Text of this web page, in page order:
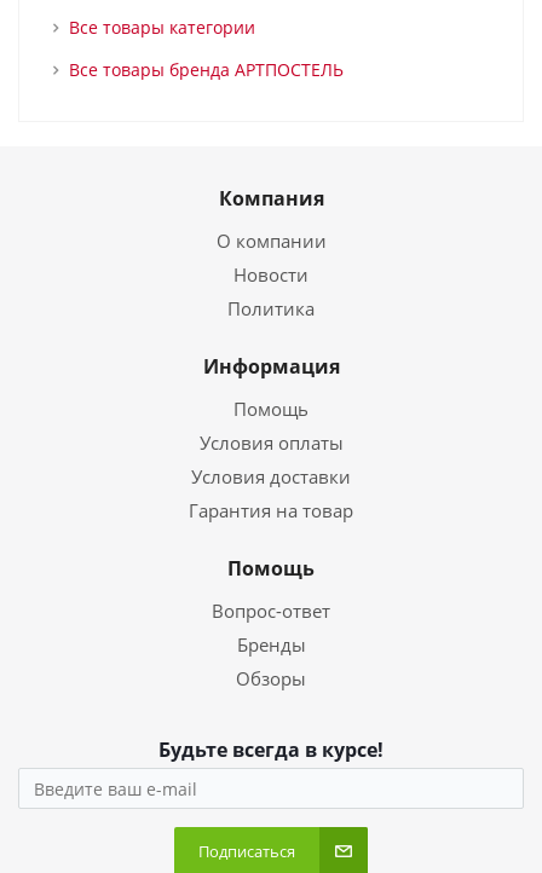
Все товары категории
Все товары бренда АРТПОСТЕЛЬ
Компания
О компании
Новости
Политика
Информация
Помощь
Условия оплаты
Условия доставки
Гарантия на товар
Помощь
Вопрос-ответ
Бренды
Обзоры
Будьте всегда в курсе!
Подписаться